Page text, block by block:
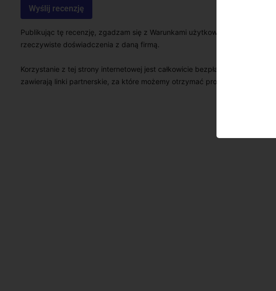
Publikując tę recenzję, zgadzam się z Warunkami użytkowania i Polityką
rzeczywiste doświadczenia z daną firmą.
Korzystanie z tej strony internetowej jest całkowicie bezpłatne zarówno
zawierają linki partnerskie, za które możemy otrzymać prowizję.